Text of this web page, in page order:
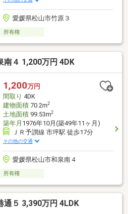
愛媛県松山市竹原３
所有権
南４ 1,200万円 4DK
1,200万円
間取り 4DK
建物面積70.2m2
土地面積99.53m2
築年月 1976年10月(築49年11ヶ月)
ＪＲ予讃線 市坪駅 徒歩17分
その他の交通
愛媛県松山市和泉南４
所有権
通５ 3,390万円 4LDK